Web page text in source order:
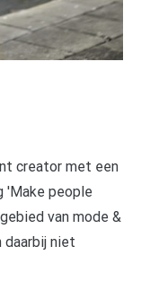
creator met een
'Make people
van mode &
daarbij niet